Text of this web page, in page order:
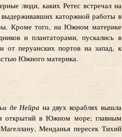
люди, каких Ретес встречал на
выдерживавших каторжной работы в
Кроме того, на Южном материке
и плантаторами, пускались в
от перуанских портов на запад, к
Южного материка.
де Нейра на двух кораблях вышла
открытий в Южном море; главным
Менданья пересек Тихий